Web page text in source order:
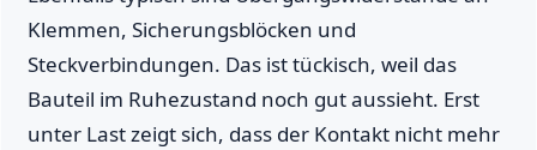
Klemmen, Sicherungsblöcken und
Steckverbindungen. Das ist tückisch, weil das
Bauteil im Ruhezustand noch gut aussieht. Erst
unter Last zeigt sich, dass der Kontakt nicht mehr